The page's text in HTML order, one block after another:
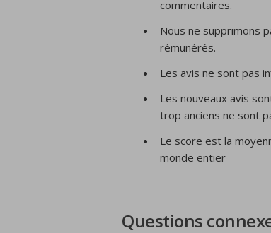
commentaires.
Nous ne supprimons
rémunérés.
Les avis ne sont pas
Les nouveaux avis
trop anciens ne sont
Le score est la
monde entier
Questions